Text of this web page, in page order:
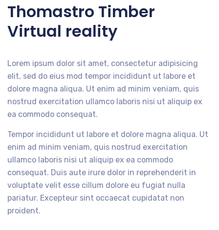
Thomastro Timber
Virtual reality
Lorem ipsum dolor sit amet, consectetur adipisicing
elit, sed do eius mod tempor incididunt ut labore et
dolore magna aliqua. Ut enim ad minim veniam, quis
nostrud exercitation ullamco laboris nisi ut aliquip ex
ea commodo consequat.
Tempor incididunt ut labore et dolore magna aliqua. Ut
enim ad minim veniam, quis nostrud exercitation
ullamco laboris nisi ut aliquip ex ea commodo
consequat. Duis aute irure dolor in reprehenderit in
voluptate velit esse cillum dolore eu fugiat nulla
pariatur. Excepteur sint occaecat cupidatat non
proident.